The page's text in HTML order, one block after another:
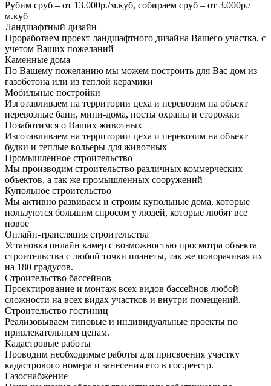
Рубим сруб – от 13.000р./м.куб, собираем сруб – от 3.000р./
м.куб
Ландшафтный дизайн
Проработаем проект ландшафтного дизайна Вашего участка, с
учетом Ваших пожеланий
Каменные дома
По Вашему пожеланию мы можем построить для Вас дом из
газобетона или из теплой керамики
Мобильные постройки
Изготавливаем на территории цеха и перевозим на объект
перевозные бани, мини-дома, посты охраны и сторожки
Позаботимся о Ваших животных
Изготавливаем на территории цеха и перевозим на объект
будки и теплые вольеры для животных
Промышленное строительство
Мы производим строительство различных коммерческих
объектов, а так же промышленных сооружений
Купольное строительство
Мы активно развиваем и строим купольные дома, которые
пользуются большим спросом у людей, которые любят все
новое
Онлайн-трансляция строительства
Установка онлайн камер с возможностью просмотра объекта
строительства с любой точки планеты, так же поворачивая их
на 180 градусов.
Строительство бассейнов
Проектирование и монтаж всех видов бассейнов любой
сложности на всех видах участков и внутри помещений.
Строительство гостиниц
Реализовываем типовые и индивидуальные проекты по
привлекательным ценам.
Кадастровые работы
Проводим необходимые работы для присвоения участку
кадастрового номера и занесения его в гос.реестр.
Газоснабжение